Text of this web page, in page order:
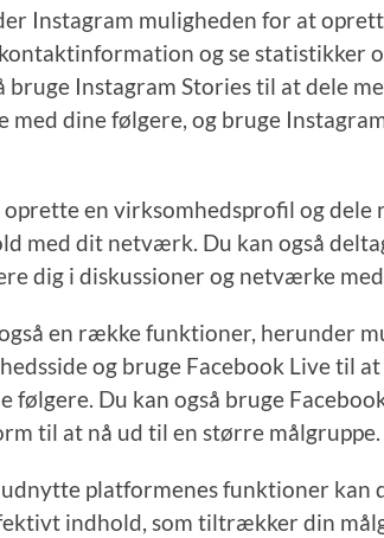
Instagram muligheden for at
og se statistikker
bruge Instagram Stories til at dele
med dine følgere, og bruge
oprette en virksomhedsprofil og dele
med dit netværk. Du kan også
dig i diskussioner og netværke
en række funktioner, herunder
og bruge Facebook Live til
følgere. Du kan også bruge
til at nå ud til en større målgruppe.
platformenes funktioner kan
indhold, som tiltrækker din